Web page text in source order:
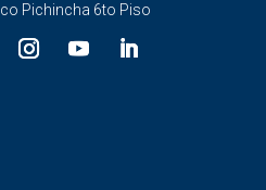
Pichincha 6to Piso